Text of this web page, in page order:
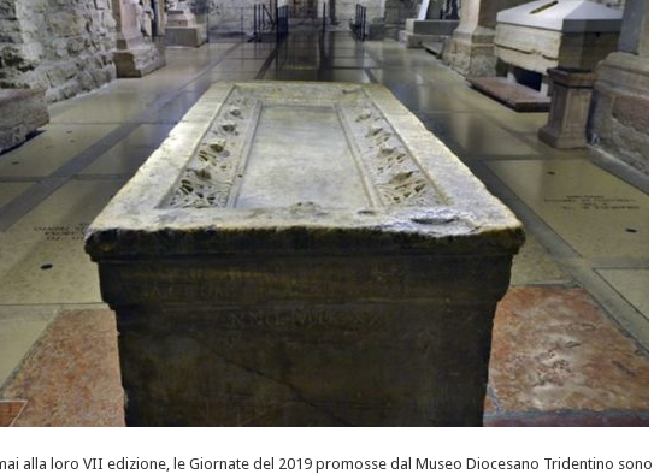
alla loro VII edizione, le Giornate del 2019 promosse dal Museo Diocesano Tridentino sono